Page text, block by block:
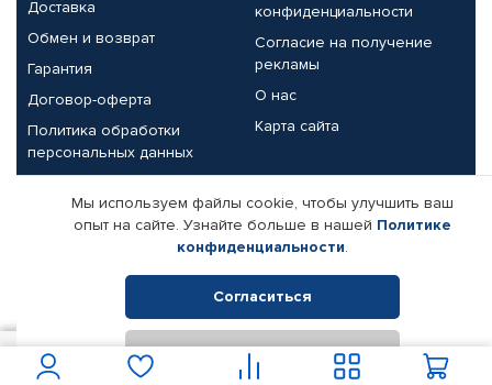
Доставка
Обмен и возврат
Гарантия
Договор-оферта
Политика обработки
персональных данных
конфиденциальности
Согласие на получение
рекламы
О нас
Карта сайта
Партнерам
Корпоративным клиентам
Поставщикам
Реквизиты компании
© КАМАЗ ЦЕНТР ДОНЕЦК, 2015-2026. Все права защищены.
Интернет-магазин автомобильных товаров Автопрофи.
Мы используем файлы cookie, чтобы улучшить ваш
опыт на сайте. Узнайте больше в нашей Политике
конфиденциальности.
Согласиться
Отклонить
В корзину